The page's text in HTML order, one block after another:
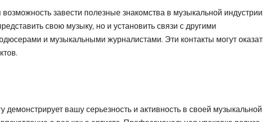
завести полезные знакомства в музыкальной индустрии.
свою музыку, но и установить связи с другими
и музыкальными журналистами. Эти контакты могут
вашу серьезность и активность в своей музыкальной